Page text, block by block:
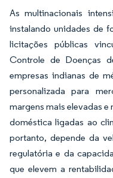
As multinacionais
instalando unidades de
licitações públicas
Controle de Doenças
empresas indianas de
personalizada para
margens mais elevadas
doméstica ligadas ao
portanto, depende da
regulatória e da
que elevem a